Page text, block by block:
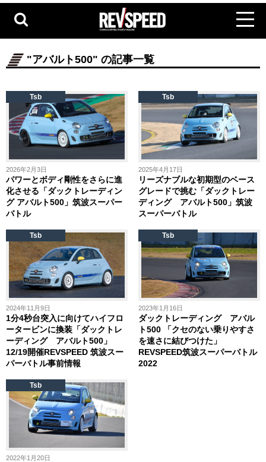
"アバルト500" の記事一覧
2026年2月3日
パワーとボディ剛性をさらに進
化させる「ダックトレーディン
グ アバルト500」筑波スーパー
バトル
Tsb
2025年4月17日
リーズナブルな初期型のベース
グレードで挑む「ダックトレー
ディング アバルト500」筑波
スーパーバトル
Tsb
2024年11月9日
1分4秒台突入に向けてハイフロ
ータービンに換装「ダックトレ
ーディング アバルト500」
12/19開催REVSPEED 筑波スー
パーバトル事前情報
Tsb
2023年1月16日
ダックトレーディング アバル
ト500 「クセのない乗りやすさ
を速さに結びつけた」
REVSPEED筑波スーパーバトル
2022
Tsb
2022年1月20日
Tsb